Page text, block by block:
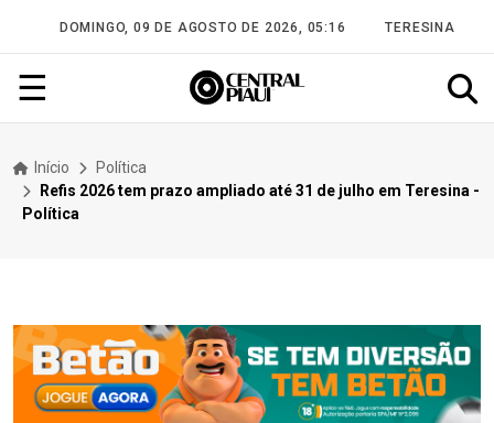
DOMINGO, 09 DE AGOSTO DE 2026, 05:16 TERESINA
☰
Início
Política
Refis 2026 tem prazo ampliado até 31 de julho em Teresina -
Política